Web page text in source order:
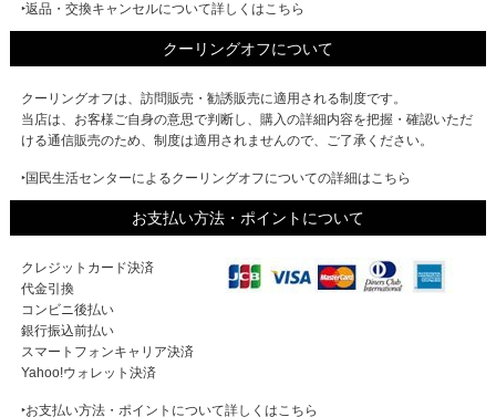
‣返品・交換キャンセルについて詳しくはこちら
クーリングオフについて
クーリングオフは、訪問販売・勧誘販売に適用される制度です。
当店は、お客様ご自身の意思で判断し、購入の詳細内容を把握・確認いただ
ける通信販売のため、制度は適用されませんので、ご了承ください。
‣国民生活センターによるクーリングオフについての詳細はこちら
お支払い方法・ポイントについて
クレジットカード決済
代金引換
コンビニ後払い
銀行振込前払い
スマートフォンキャリア決済
Yahoo!ウォレット決済
‣お支払い方法・ポイントについて詳しくはこちら